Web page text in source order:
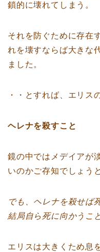
鎖的に壊れてしまう。
それを防ぐために存在
れを壊すならば大きな
ました。
・・とすれば、エリス
ヘレナを殺すこと
鏡の中ではメデイアが
いのかご存知でしょう
でも、ヘレナを殺せば
結局自ら死に向かうこ
エリスは大きくため息